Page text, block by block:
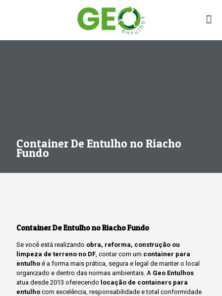
Container De Entulho no Riacho
Fundo
Container De Entulho no Riacho Fundo
Se você está realizando obra, reforma, construção ou
limpeza de terreno no DF, contar com um container para
entulho é a forma mais prática, segura e legal de manter o local
organizado e dentro das normas ambientais. A Geo Entulhos
atua desde 2013 oferecendo locação de containers para
entulho com excelência, responsabilidade e total conformidade